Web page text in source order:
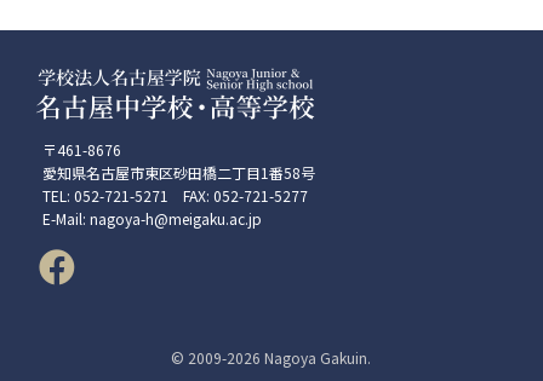
〒461-8676
愛知県名古屋市東区砂田橋二丁目1番58号
TEL: 052-721-5271 FAX: 052-721-5277
E-Mail: nagoya-h@meigaku.ac.jp
© 2009-2026 Nagoya Gakuin.